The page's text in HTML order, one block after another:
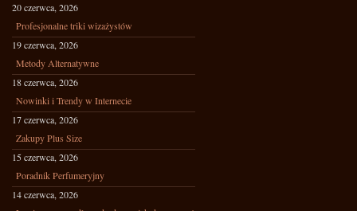
20 czerwca, 2026
Profesjonalne triki wizażystów
19 czerwca, 2026
Metody Alternatywne
18 czerwca, 2026
Nowinki i Trendy w Internecie
17 czerwca, 2026
Zakupy Plus Size
15 czerwca, 2026
Poradnik Perfumeryjny
14 czerwca, 2026